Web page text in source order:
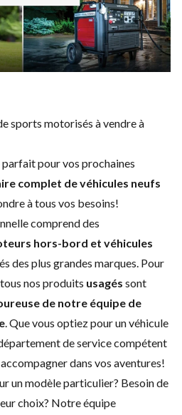
sports motorisés à vendre à
pour vos prochaines
complet de véhicules neufs
à tous vos besoins!
comprend des
hors-bord et véhicules
des plus grandes marques. Pour
nos produits usagés sont
de notre équipe de
. Que vous optiez pour unvéhicule
de servicecompétent
dans vos aventures!
un modèle particulier? Besoin de
choix? Notre équipe